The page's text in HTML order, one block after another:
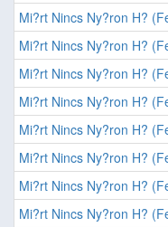
Mi?rt Nincs Ny?ron H?
Mi?rt Nincs Ny?ron H?
Mi?rt Nincs Ny?ron H?
Mi?rt Nincs Ny?ron H?
Mi?rt Nincs Ny?ron H?
Mi?rt Nincs Ny?ron H?
Mi?rt Nincs Ny?ron H?
Mi?rt Nincs Ny?ron H?